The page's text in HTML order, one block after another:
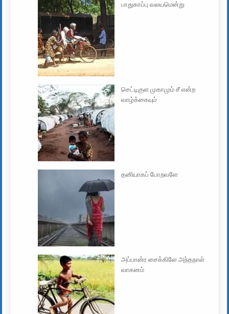
பாதுகாப்பு வலயமென்று
செட்டிகுள முகாமும் சீ என்ற
வாழ்க்கையும்
தனியாகப் போறவளே
அப்பான்ர சைக்கிளே அந்தநாள்
வாகனம்